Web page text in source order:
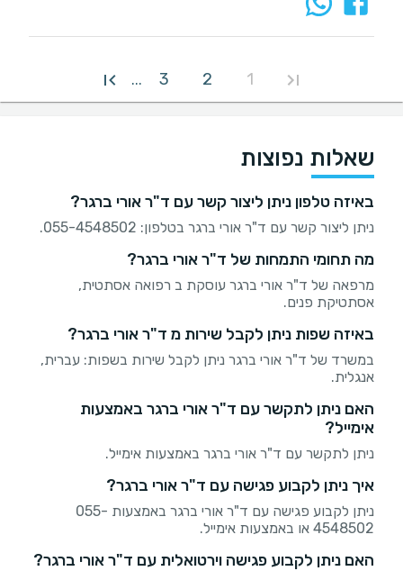
1
2
3
...
שאלות נפוצות
באיזה טלפון ניתן ליצור קשר עם ד"ר אורי ברגר?
ניתן ליצור קשר עם ד"ר אורי ברגר בטלפון: 055-4548502.
מה תחומי התמחות של ד"ר אורי ברגר?
מרפאה של ד"ר אורי ברגר עוסקת ב רפואה אסתטית,
אסתטיקת פנים.
באיזה שפות ניתן לקבל שירות מ ד"ר אורי ברגר?
במשרד של ד"ר אורי ברגר ניתן לקבל שירות בשפות: עברית,
אנגלית.
האם ניתן לתקשר עם ד"ר אורי ברגר באמצעות
אימייל?
ניתן לתקשר עם ד"ר אורי ברגר באמצעות אימייל.
איך ניתן לקבוע פגישה עם ד"ר אורי ברגר?
ניתן לקבוע פגישה עם ד"ר אורי ברגר באמצעות 055-
4548502 או באמצעות אימייל.
האם ניתן לקבוע פגישה וירטואלית עם ד"ר אורי ברגר?